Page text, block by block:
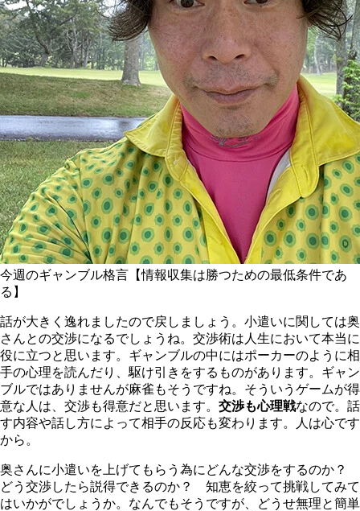
今週のギャンブル格言【情報収集は勝つための最低条件であ
る】
話が大きく逸れましたので戻しましょう。小遣いに関しては奥
さんとの交渉になるでしょうね。交渉術は人生において本当に
役に立つと思います。ギャンブルの中にはポーカーのように相
手の心理を読んだり、駆け引きをするものがあります。ギャン
ブルではありませんが麻雀もそうですね。そういうゲームが得
意な人は、交渉も得意だと思います。 交渉も心理戦なので。話
す内容や話し方によって相手の反応も変わります。人は心です
から。
奥さんに小遣いを上げてもらう為にどんな交渉をするのか？
どう交渉したら説得できるのか？ 知恵を絞って挑戦してみて
はいかがでしょうか。なんでもそうですが、どうせ無理と簡単